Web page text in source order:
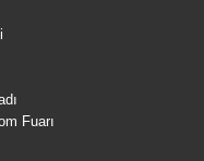
Fuarı